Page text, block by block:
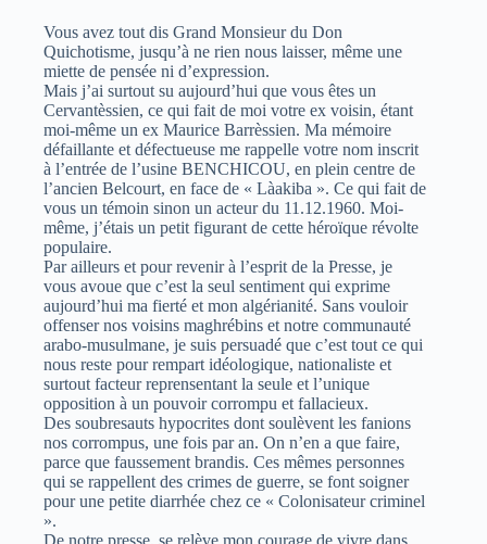
Vous avez tout dis Grand Monsieur du Don
Quichotisme, jusqu’à ne rien nous laisser, même une
miette de pensée ni d’expression.
Mais j’ai surtout su aujourd’hui que vous êtes un
Cervantèssien, ce qui fait de moi votre ex voisin, étant
moi-même un ex Maurice Barrèssien. Ma mémoire
défaillante et défectueuse me rappelle votre nom inscrit
à l’entrée de l’usine BENCHICOU, en plein centre de
l’ancien Belcourt, en face de « Làakiba ». Ce qui fait de
vous un témoin sinon un acteur du 11.12.1960. Moi-
même, j’étais un petit figurant de cette héroïque révolte
populaire.
Par ailleurs et pour revenir à l’esprit de la Presse, je
vous avoue que c’est la seul sentiment qui exprime
aujourd’hui ma fierté et mon algérianité. Sans vouloir
offenser nos voisins maghrébins et notre communauté
arabo-musulmane, je suis persuadé que c’est tout ce qui
nous reste pour rempart idéologique, nationaliste et
surtout facteur reprensentant la seule et l’unique
opposition à un pouvoir corrompu et fallacieux.
Des soubresauts hypocrites dont soulèvent les fanions
nos corrompus, une fois par an. On n’en a que faire,
parce que faussement brandis. Ces mêmes personnes
qui se rappellent des crimes de guerre, se font soigner
pour une petite diarrhée chez ce « Colonisateur criminel
».